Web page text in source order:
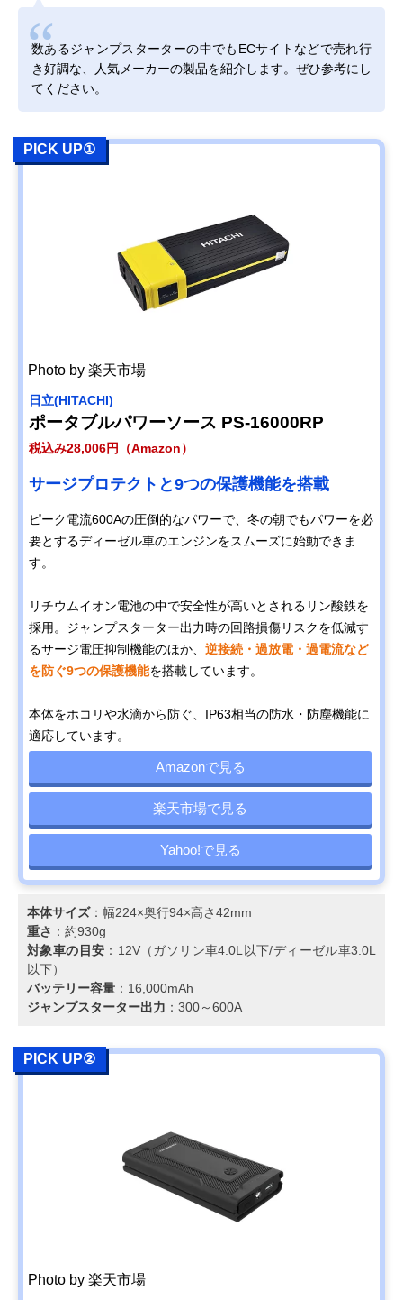
数あるジャンプスターターの中でもECサイトなどで売れ行
き好調な、人気メーカーの製品を紹介します。ぜひ参考にし
てください。
PICK UP①
Photo by 楽天市場
日立(HITACHI)
ポータブルパワーソース PS-16000RP
税込み28,006円（Amazon）
サージプロテクトと9つの保護機能を搭載
ピーク電流600Aの圧倒的なパワーで、冬の朝でもパワーを必
要とするディーゼル車のエンジンをスムーズに始動できま
す。
リチウムイオン電池の中で安全性が高いとされるリン酸鉄を
採用。ジャンプスターター出力時の回路損傷リスクを低減す
るサージ電圧抑制機能のほか、 逆接続・過放電・過電流など
を防ぐ9つの保護機能を搭載しています。
本体をホコリや水滴から防ぐ、IP63相当の防水・防塵機能に
適応しています。
Amazonで見る
楽天市場で見る
Yahoo!で見る
本体サイズ：幅224×奥行94×高さ42mm
重さ ：約930g
対象車の目安 ：12V（ガソリン車4.0L以下/ディーゼル車3.0L
以下）
バッテリー容量 ：16,000mAh
ジャンプスターター出力 ：300～600A
PICK UP②
Photo by 楽天市場